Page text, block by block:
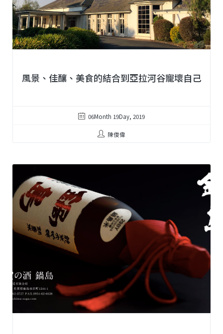
風景、佳釀、美食的結合到亞拉河谷寵壞自己
06Month 19Day, 2019
陳俊偉